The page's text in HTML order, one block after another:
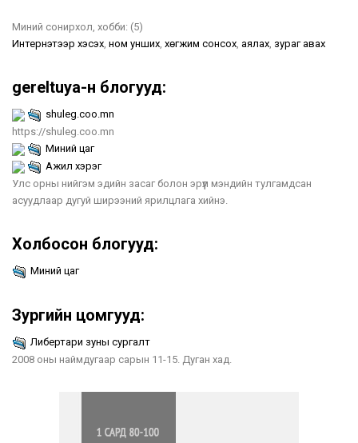
Миний сонирхол, хобби: (5)
Интернэтээр хэсэх, ном унших, хөгжим сонсох, аялах, зураг авах
gereltuya-н блогууд:
shuleg.coo.mn
https://shuleg.coo.mn
Миний цаг
Ажил хэрэг
Улс орны нийгэм эдийн засаг болон эрүүл мэндийн тулгамдсан
асуудлаар дугуй ширээний ярилцлага хийнэ.
Холбосон блогууд:
Миний цаг
Зургийн цомгууд:
Либертари зуны сургалт
2008 оны наймдугаар сарын 11-15. Дуган хад.